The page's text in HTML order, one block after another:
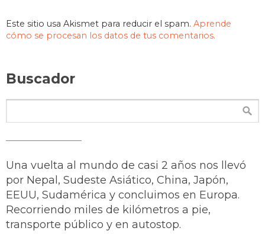
Este sitio usa Akismet para reducir el spam. Aprende
cómo se procesan los datos de tus comentarios.
Buscador
Una vuelta al mundo de casi 2 años nos llevó
por Nepal, Sudeste Asiático, China, Japón,
EEUU, Sudamérica y concluimos en Europa.
Recorriendo miles de kilómetros a pie,
transporte público y en autostop.